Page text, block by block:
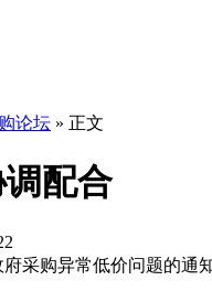
论坛 » 正文
配合
采购异常低价问题的通